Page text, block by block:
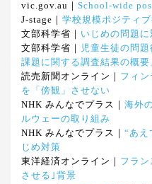
vic.gov.au｜ School-wide
J-stage｜ 学校規模ポジティ
文部科学省｜ いじめの問題に
文部科学省｜
児童生徒の問
課題に関する調査結果の概要
読売新聞オンライン｜ フィ
を「傍観」させない
NHK みんなでプラス｜ 海外
ルウェーの取り組み
NHK みんなでプラス｜ “あ
じめ対策
東洋経済オンライン｜ フラ
させる｣背景